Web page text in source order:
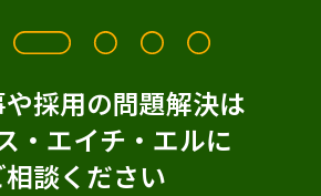
採用の問題解決は
・エイチ・エルに
相談ください